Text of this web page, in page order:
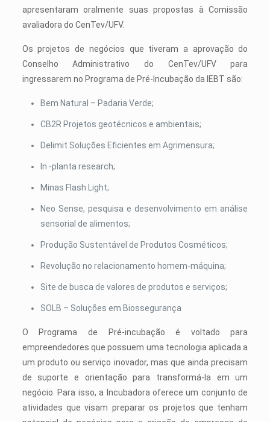
apresentaram oralmente suas propostas à Comissão
avaliadora do CenTev/UFV.
Os projetos de negócios que tiveram a aprovação do
Conselho Administrativo do CenTev/UFV para
ingressarem no Programa de Pré-Incubação da IEBT são:
Bem Natural – Padaria Verde;
CB2R Projetos geotécnicos e ambientais;
Delimit Soluções Eficientes em Agrimensura;
In -planta research;
Minas Flash Light;
Neo Sense, pesquisa e desenvolvimento em análise
sensorial de alimentos;
Produção Sustentável de Produtos Cosméticos;
Revolução no relacionamento homem-máquina;
Site de busca de valores de produtos e serviços;
SOLB – Soluções em Biossegurança
O Programa de Pré-incubação é voltado para
empreendedores que possuem uma tecnologia aplicada a
um produto ou serviço inovador, mas que ainda precisam
de suporte e orientação para transformá-la em um
negócio. Para isso, a Incubadora oferece um conjunto de
atividades que visam preparar os projetos que tenham